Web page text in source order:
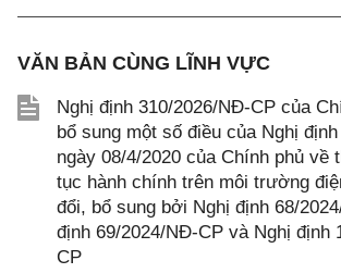
VĂN BẢN CÙNG LĨNH VỰC
Nghị định 310/2026/NĐ-CP của
bổ sung một số điều của Nghị
ngày 08/4/2020 của Chính phủ về
tục hành chính trên môi trường
đổi, bổ sung bởi Nghị định 68/
định 69/2024/NĐ-CP và Nghị định
CP